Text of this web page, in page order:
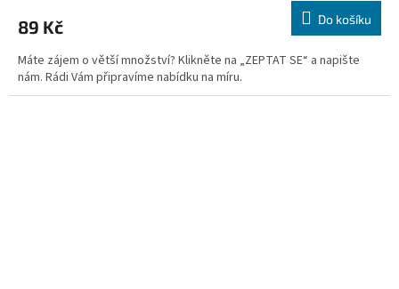
89 Kč Do košíku
Máte zájem o větší množství? Klikněte na „ZEPTAT SE“ a napište
nám. Rádi Vám připravíme nabídku na míru.